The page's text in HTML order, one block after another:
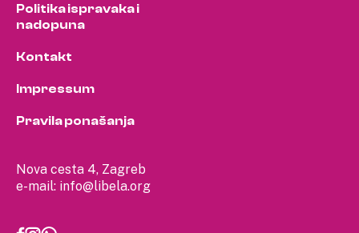
Nova cesta 4, Zagreb
e-mail: info@libela.org
Politika ispravaka i
nadopuna
Kontakt
Impressum
Pravila ponašanja